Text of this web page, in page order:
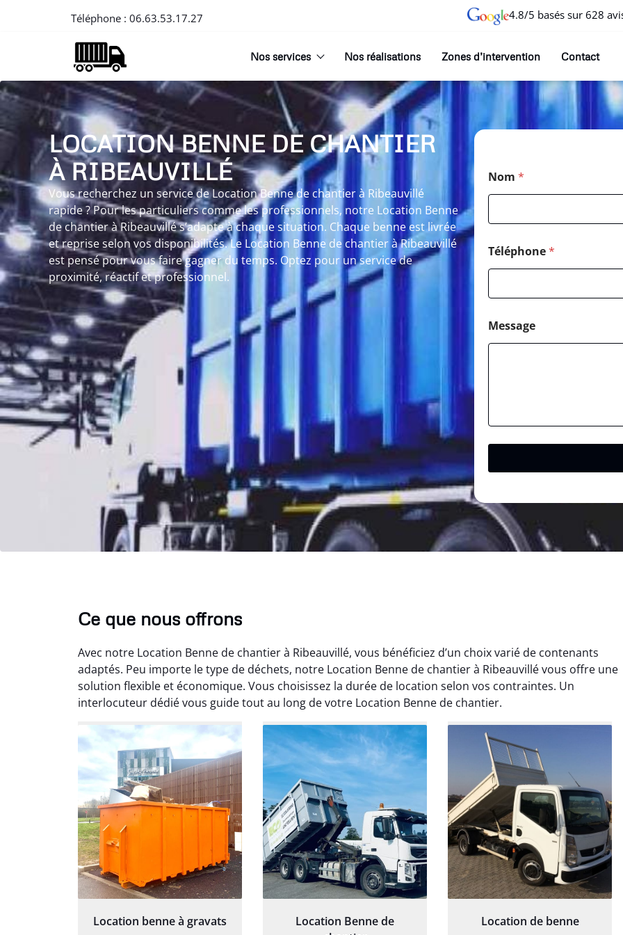
Téléphone : 06.63.53.17.27 4.8/5 basés sur 628
Nos services Nos réalisations Zones d’intervention Contact
LOCATION BENNE DE CHANTIER
À RIBEAUVILLÉ
Vous recherchez un service de Location Benne de chantier à Ribeauvillé
rapide ? Pour les particuliers comme les professionnels, notre Location Benne
de chantier à Ribeauvillé s’adapte à chaque situation. Chaque benne est livrée
et reprise selon vos disponibilités. Le Location Benne de chantier à Ribeauvillé
est pensé pour vous faire gagner du temps. Optez pour un service de
proximité, réactif et professionnel.
Nom *
Téléphone*
Message
Ce que nous offrons
Avec notre Location Benne de chantier à Ribeauvillé, vous bénéficiez d’un choix varié de contenants
adaptés. Peu importe le type de déchets, notre Location Benne de chantier à Ribeauvillé vous offre une
solution flexible et économique. Vous choisissez la durée de location selon vos contraintes. Un
interlocuteur dédié vous guide tout au long de votre Location Benne de chantier.
Location benne à gravats
Location Benne de
Location de benne
Aurélie Bonnet
21 juin 2024
Le service de terrassement
jardin à Var était
exceptionnel. L'équipe a
travaillé de manière efficace
et professionnelle, laissant
notre jardin impeccable et
prêt pour notre nouveau
projet d'aménagement
paysager.
Elisa Barreau
6 avril 2025
Parfait pour évacuer les
gravats de mon chantier.
Service rapide et efficace. Je
recommande sans
hésitation.